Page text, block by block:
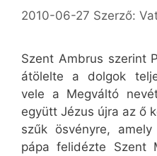
2010-06-27 Szerző:
Szent Ambrus szerint
átölelte a dolgok
vele a Megváltó
együtt Jézus újra az ő
szűk ösvényre,
pápa felidézte Szent